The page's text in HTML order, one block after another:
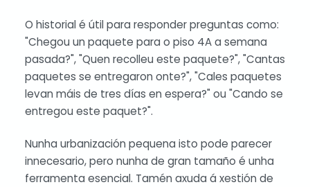
O historial é útil para responder preguntas como:
"Chegou un paquete para o piso 4A a semana
pasada?", "Quen recolleu este paquete?", "Cantas
paquetes se entregaron onte?", "Cales paquetes
levan máis de tres días en espera?" ou "Cando se
entregou este paquet?".
Nunha urbanización pequena isto pode parecer
innecesario, pero nunha de gran tamaño é unha
ferramenta esencial. Tamén axuda á xestión de